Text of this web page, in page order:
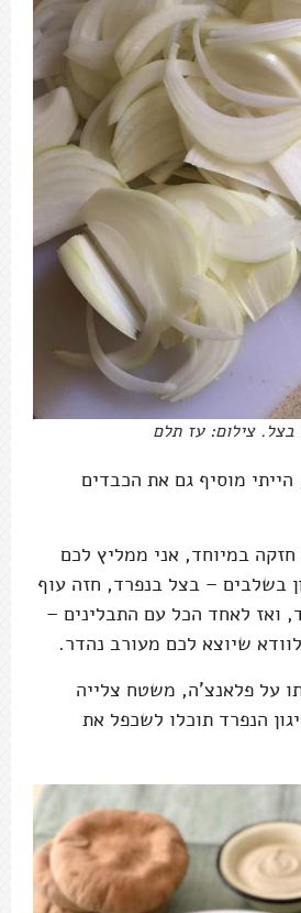
צילום: עז תלם
מוסיף גם את הכבדים
במיוחד, אני ממליץ לכם
בשלבים – בצל בנפרד, חזה עוף
ואז לאחד הכל עם התבלינים –
שיוצא לכם מעורב נהדר.
על פלאנצ'ה, משטח צלייה
הנפרד תוכלו לשכפל את